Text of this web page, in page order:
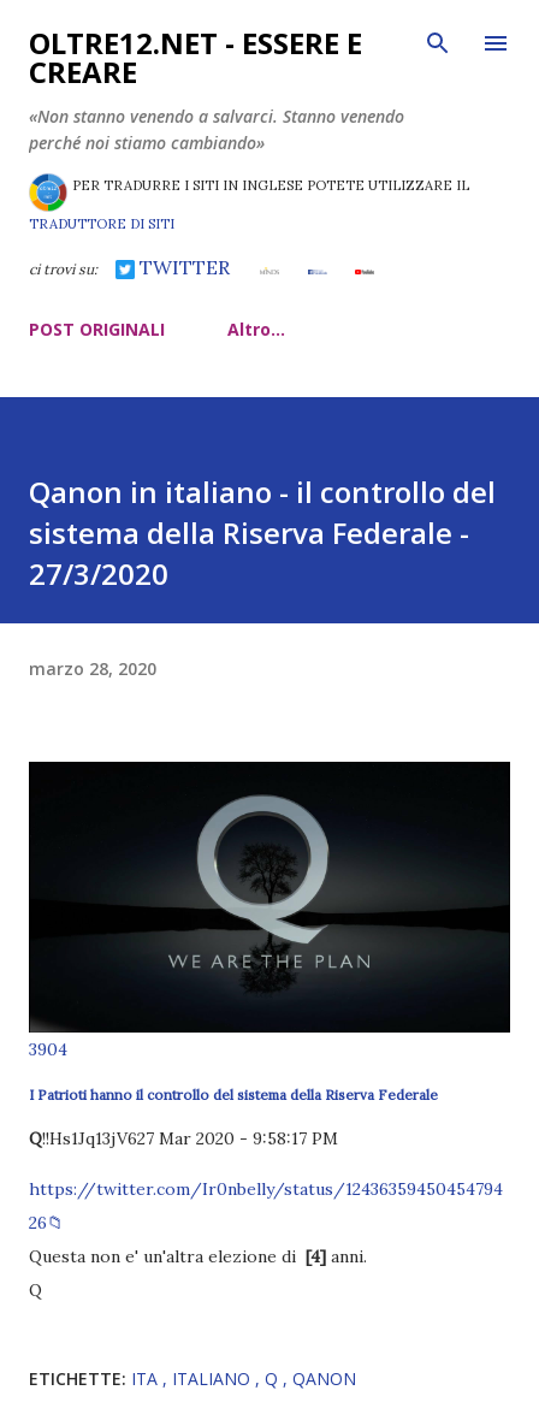
Passa ai contenuti principali
OLTRE12.NET - ESSERE E
CREARE
«Non stanno venendo a salvarci. Stanno venendo
perché noi stiamo cambiando»
PER TRADURRE I SITI IN INGLESE POTETE UTILIZZARE IL
TRADUTTORE DI SITI
ci trovi su: TWITTER
POST ORIGINALI Altro…
Qanon in italiano - il controllo del
sistema della Riserva Federale -
27/3/2020
marzo 28, 2020
3904
I Patrioti hanno il controllo del sistema della Riserva Federale
Q!!Hs1Jq13jV627 Mar 2020 - 9:58:17 PM
https://twitter.com/Ir0nbelly/status/12436359450454794
26📁
Questa non e' un'altra elezione di [4] anni.
Q
ETICHETTE: ITA ITALIANO Q
QANON